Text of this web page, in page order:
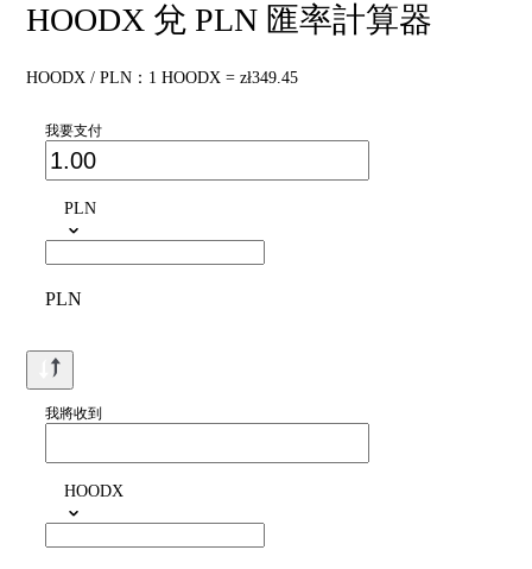
HOODX 兌 PLN 匯率計算器
HOODX / PLN：1 HOODX = zł349.45
我要支付
PLN
PLN
我將收到
HOODX